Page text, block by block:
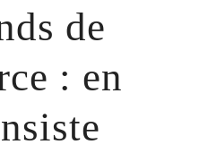
de
: en